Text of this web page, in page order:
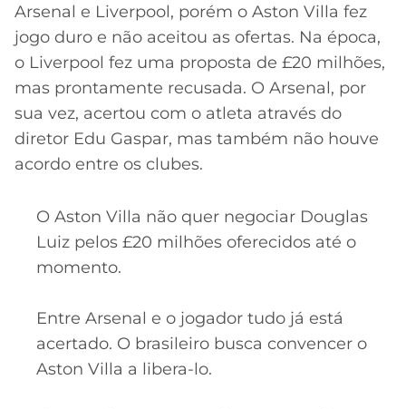
Arsenal e Liverpool, porém o Aston Villa fez
jogo duro e não aceitou as ofertas. Na época,
o Liverpool fez uma proposta de £20 milhões,
mas prontamente recusada. O Arsenal, por
sua vez, acertou com o atleta através do
diretor Edu Gaspar, mas também não houve
acordo entre os clubes.
O Aston Villa não quer negociar Douglas
Luiz pelos £20 milhões oferecidos até o
momento.
Entre Arsenal e o jogador tudo já está
acertado. O brasileiro busca convencer o
Aston Villa a libera-lo.